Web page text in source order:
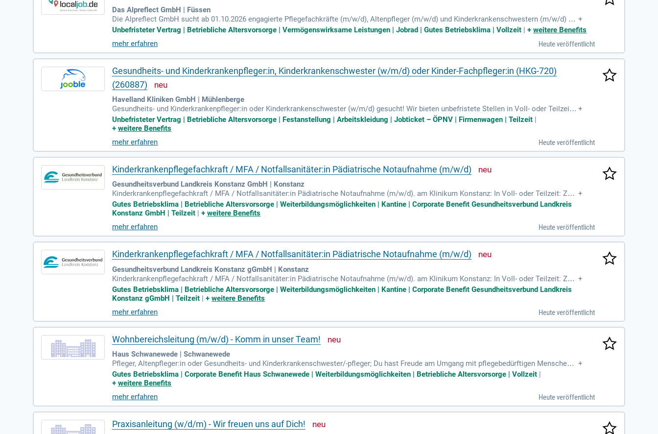
Das Alpreflect GmbH | Füssen
Die Alpreflect GmbH sucht ab 01.10.2026 engagierte Pflegefachkräfte (m/w/d), Altenpfleger (m/w/d) und Kinderkrankenschwestern (m/w/d) zu
r Verstärkung unseres Teams in Teil- oder Vollzeit. Unsere Fachklinik für Psychosomatik mit 130 Betten legt den Fokus auf die Förderung und
Erhaltung der Gesundheit. Zu deinen Aufgaben gehören die ganzheitliche Pflege, Betreuung und das Überwachen der Rehabilitanden sowie die
Durchführung diagnostischer Maßnahmen. Zudem bist du Ansprechpartner für Ärzte, Therapeuten und Patienten. Voraussetzung ist eine abges
chlossene Ausbildung und gute Deutschkenntnisse. Werde Teil unseres Teams und trage zu einer positiven Genesung bei!
+
Unbefristeter Vertrag | Betriebliche Altersvorsorge | Vermögenswirksame Leistungen | Jobrad | Gutes Betriebsklima | Vollzeit |+weitere Benefits
mehr erfahren
Heute veröffentlicht
Gesundheits- und Kinderkrankenpfleger:in, Kinderkrankenschwester (w/m/d) oder Kinder-Fachpfleger:in (HKG-720)
(260887)
Havelland Kliniken GmbH | Mühlenberge
Gesundheits- und Kinderkrankenpfleger:in oder Kinderkrankenschwester (w/m/d) gesucht! Wir bieten unbefristete Stellen in Voll- oder Teilzeit,
sowohl im 3-Schichtdienst als auch als Dauernachtwache. Ihre Hauptaufgaben umfassen die umfassende Betreuung von Frühgeborenen, Säugl
ingen, Kindern und Jugendlichen. Sie unterstützen die kleinen Patienten medizinisch und psychosozial und begleiten die Eltern in schwierigen Z
ege oder entsprechende Fortbildungen. Berufserfahrung in der Kinderkrankenpflege ist von Vorteil – bewerben Sie sich jetzt!
+
Unbefristeter Vertrag | Betriebliche Altersvorsorge | Festanstellung | Arbeitskleidung | Jobticket – ÖPNV | Firmenwagen | Teilzeit |
+weitere Benefits
mehr erfahren
Heute veröffentlicht
Kinderkrankenpflegefachkraft / MFA / Notfallsanitäter:in Pädiatrische Notaufnahme (m/w/d)
Gesundheitsverbund Landkreis Konstanz GmbH | Konstanz
Kinderkrankenpflegefachkraft / MFA / Notfallsanitäter:in Pädiatrische Notaufnahme (m/w/d). am Klinikum Konstanz: In Voll- oder Teilzeit: Zum
nächstmöglichen Zeitpunkt: Was Sie erwartet: Die fachkompetente notfallmedizinische Pflege und Versorgung der
+
Gutes Betriebsklima | Betriebliche Altersvorsorge | Weiterbildungsmöglichkeiten | Kantine | Corporate Benefit Gesundheitsverbund Landkreis
Konstanz GmbH | Teilzeit |+weitere Benefits
mehr erfahren
Heute veröffentlicht
Kinderkrankenpflegefachkraft / MFA / Notfallsanitäter:in Pädiatrische Notaufnahme (m/w/d)
Gesundheitsverbund Landkreis Konstanz gGmbH | Konstanz
Kinderkrankenpflegefachkraft / MFA / Notfallsanitäter:in Pädiatrische Notaufnahme (m/w/d). am Klinikum Konstanz: In Voll- oder Teilzeit: Zum
nächstmöglichen Zeitpunkt: Was Sie erwartet: Die fachkompetente notfallmedizinische Pflege und Versorgung der
+
Gutes Betriebsklima | Betriebliche Altersvorsorge | Weiterbildungsmöglichkeiten | Kantine | Corporate Benefit Gesundheitsverbund Landkreis
Konstanz gGmbH | Teilzeit |+weitere Benefits
mehr erfahren
Heute veröffentlicht
Wohnbereichsleitung (m/w/d) - Komm in unser Team!
Haus Schwanewede | Schwanewede
Pfleger, Altenpfleger:in oder Gesundheits- und Kinderkrankenschwester/-pfleger; Du hast Freude am Umgang mit pflegebedürftigen Menschen;
Mit Deiner empathischen und verantwortungsbewussten Art verbreitest Du ein positives Gefühl bei den Bewohnern:innen
+
Gutes Betriebsklima | Corporate Benefit Haus Schwanewede | Weiterbildungsmöglichkeiten | Betriebliche Altersvorsorge | Vollzeit |
+weitere Benefits
mehr erfahren
Heute veröffentlicht
Praxisanleitung (w/d/m) - Wir freuen uns auf Dich!